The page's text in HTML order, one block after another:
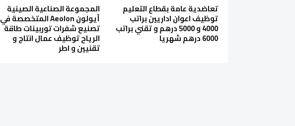
تعاضدية عامة بقطاع التعليم
توظيف اعوان اداريين براتب
4000 و 5000 درهم و تقني براتب
6000 درهم شهريا
المجموعة الصناعية الصينية
أيولون Aeolon المتخصصة في
تصنيع شفرات توربينات طاقة
الرياح توظيف عمال انتاج و
تقنيين و اطر